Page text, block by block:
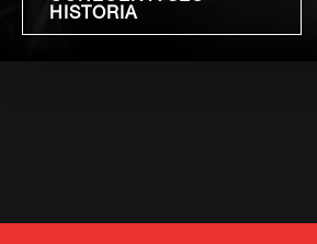
HISTORIA